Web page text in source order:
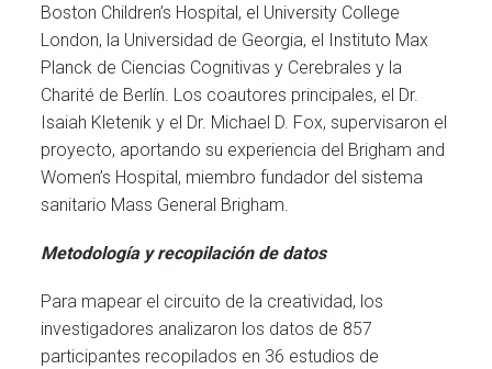
Boston Children’s Hospital, el University College
London, la Universidad de Georgia, el Instituto Max
Planck de Ciencias Cognitivas y Cerebrales y la
Charité de Berlín. Los coautores principales, el Dr.
Isaiah Kletenik y el Dr. Michael D. Fox, supervisaron el
proyecto, aportando su experiencia del Brigham and
Women’s Hospital, miembro fundador del sistema
sanitario Mass General Brigham.
Metodología y recopilación de datos
Para mapear el circuito de la creatividad, los
investigadores analizaron los datos de 857
participantes recopilados en 36 estudios de